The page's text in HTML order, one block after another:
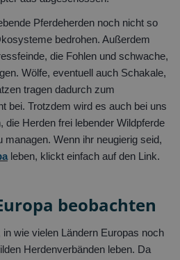
Pferdeherden noch nicht so
bedrohen. Außerdem
die Fohlen und schwache,
Wölfe, eventuell auch Schakale,
tragen dadurch zum
bei. Trotzdem wird es auch bei uns
die Herden frei lebender Wildpferde
Wenn ihr neugierig seid,
leben, klickt einfach auf den Link.
beobachten
in wie vielen Ländern Europas noch
Herdenverbänden leben. Da